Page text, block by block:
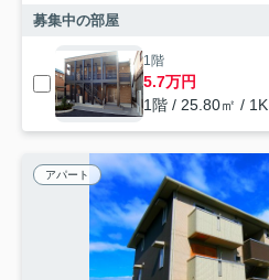
募集中の部屋
1階
5.7万円
1階 / 25.80㎡ / 1K
アパート